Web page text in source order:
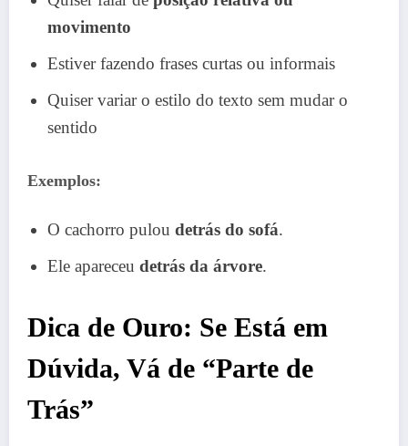
movimento
Estiver fazendo frases curtas ou informais
Quiser variar o estilo do texto sem mudar o
sentido
Exemplos:
O cachorro pulou detrás do sofá.
Ele apareceu detrás da árvore.
Dica de Ouro: Se Está em
Dúvida, Vá de “Parte de
Trás”